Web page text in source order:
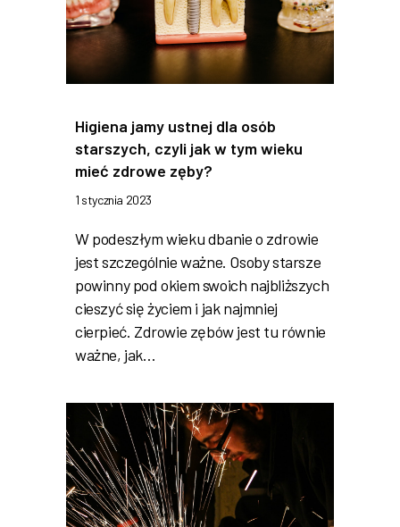
Higiena jamy ustnej dla osób
starszych, czyli jak w tym wieku
mieć zdrowe zęby?
1 stycznia 2023
W podeszłym wieku dbanie o zdrowie
jest szczególnie ważne. Osoby starsze
powinny pod okiem swoich najbliższych
cieszyć się życiem i jak najmniej
cierpieć. Zdrowie zębów jest tu równie
ważne, jak…